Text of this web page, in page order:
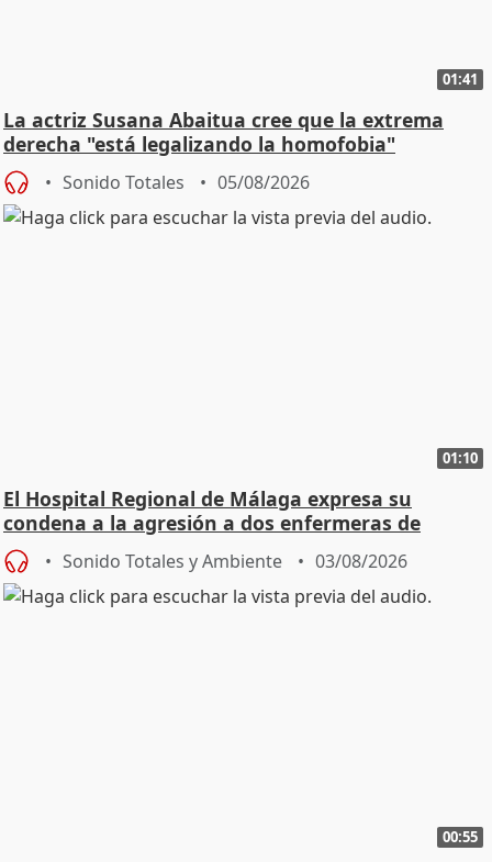
01:41
La actriz Susana Abaitua cree que la extrema
derecha "está legalizando la homofobia"
Sonido Totales 05/08/2026
01:10
El Hospital Regional de Málaga expresa su
condena a la agresión a dos enfermeras de
Urgencias
Sonido Totales y Ambiente 03/08/2026
00:55